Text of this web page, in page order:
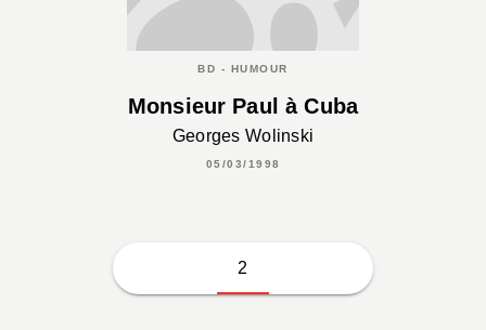
BD - HUMOUR
Monsieur Paul à Cuba
Georges Wolinski
05/03/1998
2